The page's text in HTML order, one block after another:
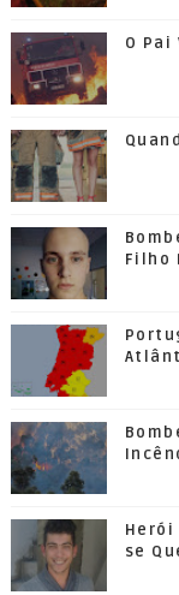
O
Filho
Herói
se